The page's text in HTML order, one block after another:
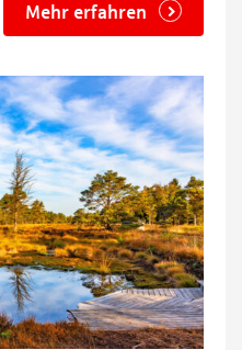
Mehr erfahren